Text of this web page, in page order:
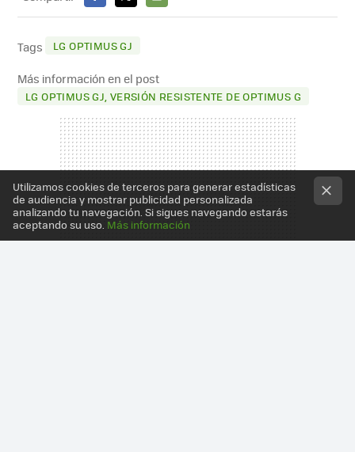
FACEBOOK
X
E-
Tags LG OPTIMUS GJ
Más información en el post
LG OPTIMUS GJ, VERSIÓN RESISTENTE DE OPTIMUS G
Utilizamos cookies de terceros para generar estadísticas
de audiencia y mostrar publicidad personalizada
analizando tu navegación. Si sigues navegando estarás
aceptando su uso. Más información